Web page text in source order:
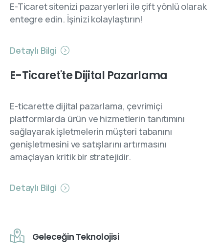
E-Ticaret sitenizi pazaryerleri ile çift yönlü olarak
entegre edin. İşinizi kolaylaştırın!
Detaylı Bilgi
E-Ticaret'te Dijital Pazarlama
E-ticarette dijital pazarlama, çevrimiçi
platformlarda ürün ve hizmetlerin tanıtımını
sağlayarak işletmelerin müşteri tabanını
genişletmesini ve satışlarını artırmasını
amaçlayan kritik bir stratejidir.
Detaylı Bilgi
Geleceğin Teknolojisi